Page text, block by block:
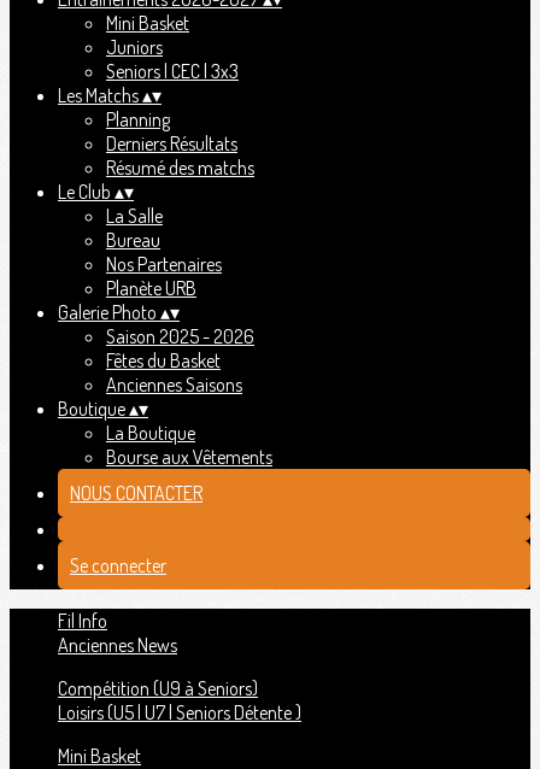
Mini Basket
Juniors
Seniors | CEC | 3x3
Les Matchs▴▾
Planning
Derniers Résultats
Résumé des matchs
Le Club ▴▾
La Salle
Bureau
Nos Partenaires
Planète URB
Galerie Photo ▴▾
Saison 2025 - 2026
Fêtes du Basket
Anciennes Saisons
Boutique▴▾
La Boutique
Bourse aux Vêtements
NOUS CONTACTER
Se connecter
Fil Info
Anciennes News
Compétition (U9 à Seniors)
Loisirs (U5 | U7 | Seniors Détente )
Mini Basket